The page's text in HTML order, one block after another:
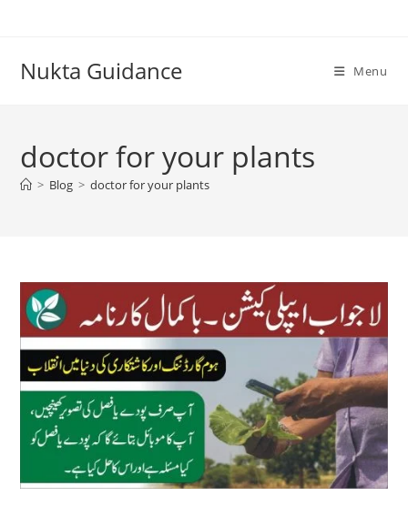
Nukta Guidance Menu
doctor for your plants
> Blog > doctor for your plants